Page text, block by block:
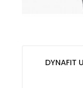
DYNAFIT